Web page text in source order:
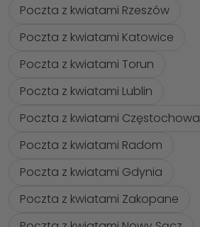
Poczta z kwiatami Rzeszów
Poczta z kwiatami Katowice
Poczta z kwiatami Torun
Poczta z kwiatami Lublin
Poczta z kwiatami Częstochowa
Poczta z kwiatami Radom
Poczta z kwiatami Gdynia
Poczta z kwiatami Zakopane